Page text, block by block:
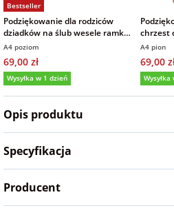
na walentynki
na mikołajki
na prezent
świąteczny
na Dzień Babci i
Dziadka
na Wielkanoc
Bestseller
Podziękowanie dla rodziców
dziadków na ślub wesele ramka
zdjęcie na szkle akrylowym
21x30 cm
A4 poziom
69,00 zł
Wysyłka w 1 dzień
chrzest
A4 pion
69,00
Opis produktu
Specyfikacja
Producent